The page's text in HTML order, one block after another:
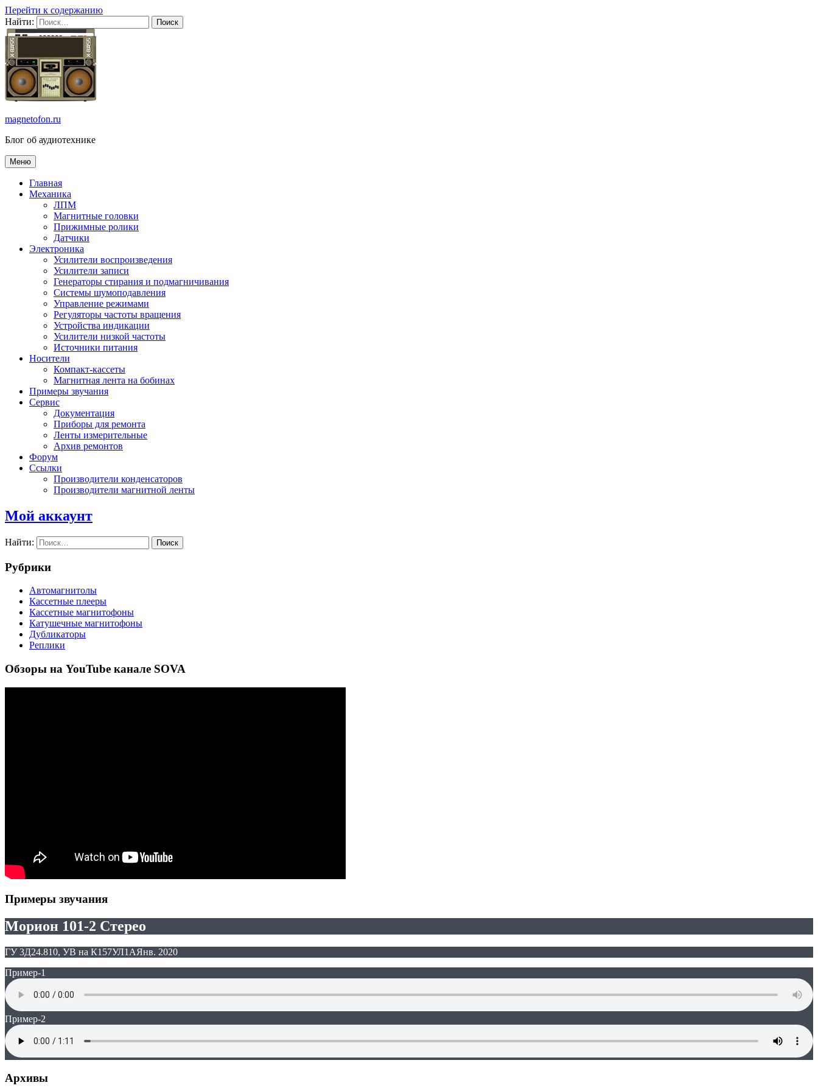
Перейти к содержанию
Найти:
magnetofon.ru
Блог об аудиотехнике
Меню
Главная
Механика
ЛПМ
Магнитные головки
Прижимные ролики
Датчики
Электроника
Усилители воспроизведения
Усилители записи
Генераторы стирания и подмагничивания
Системы шумоподавления
Управление режимами
Регуляторы частоты вращения
Устройства индикации
Усилители низкой частоты
Источники питания
Носители
Компакт-кассеты
Магнитная лента на бобинах
Примеры звучания
Сервис
Документация
Приборы для ремонта
Ленты измерительные
Архив ремонтов
Форум
Ссылки
Производители конденсаторов
Производители магнитной ленты
Мой аккаунт
Найти:
Рубрики
Автомагнитолы
Кассетные плееры
Кассетные магнитофоны
Катушечные магнитофоны
Дубликаторы
Реплики
Обзоры на YouTube канале SOVA
Примеры звучания
Морион 101-2 Стерео
ГУ 3Д24.810, УВ на К157УЛ1АЯнв. 2020
Пример-1
Пример-2
Архивы